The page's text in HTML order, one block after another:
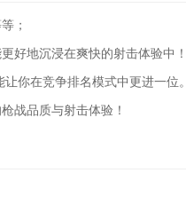
；
好地沉浸在爽快的射击体验中！
你在竞争排名模式中更进一位。
战品质与射击体验！